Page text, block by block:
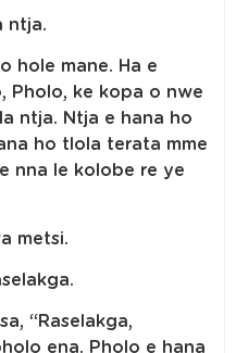
ntja.
hole mane. Ha e
Pholo, ke kopa o nwe
ntja. Ntja e hana ho
ho tlola terata mme
nna le kolobe re ye
metsi.
“Raselakga,
ena. Pholo e hana